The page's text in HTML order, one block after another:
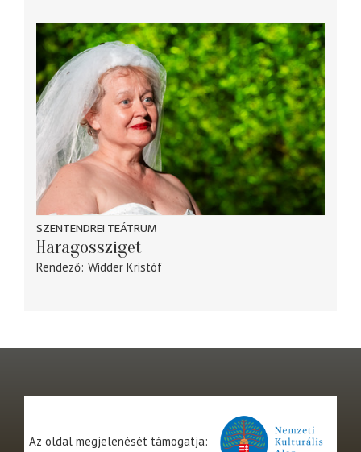
SZENTENDREI TEÁTRUM
Haragossziget
Rendező Widder Kristóf
Az oldal megjelenését támogatja: